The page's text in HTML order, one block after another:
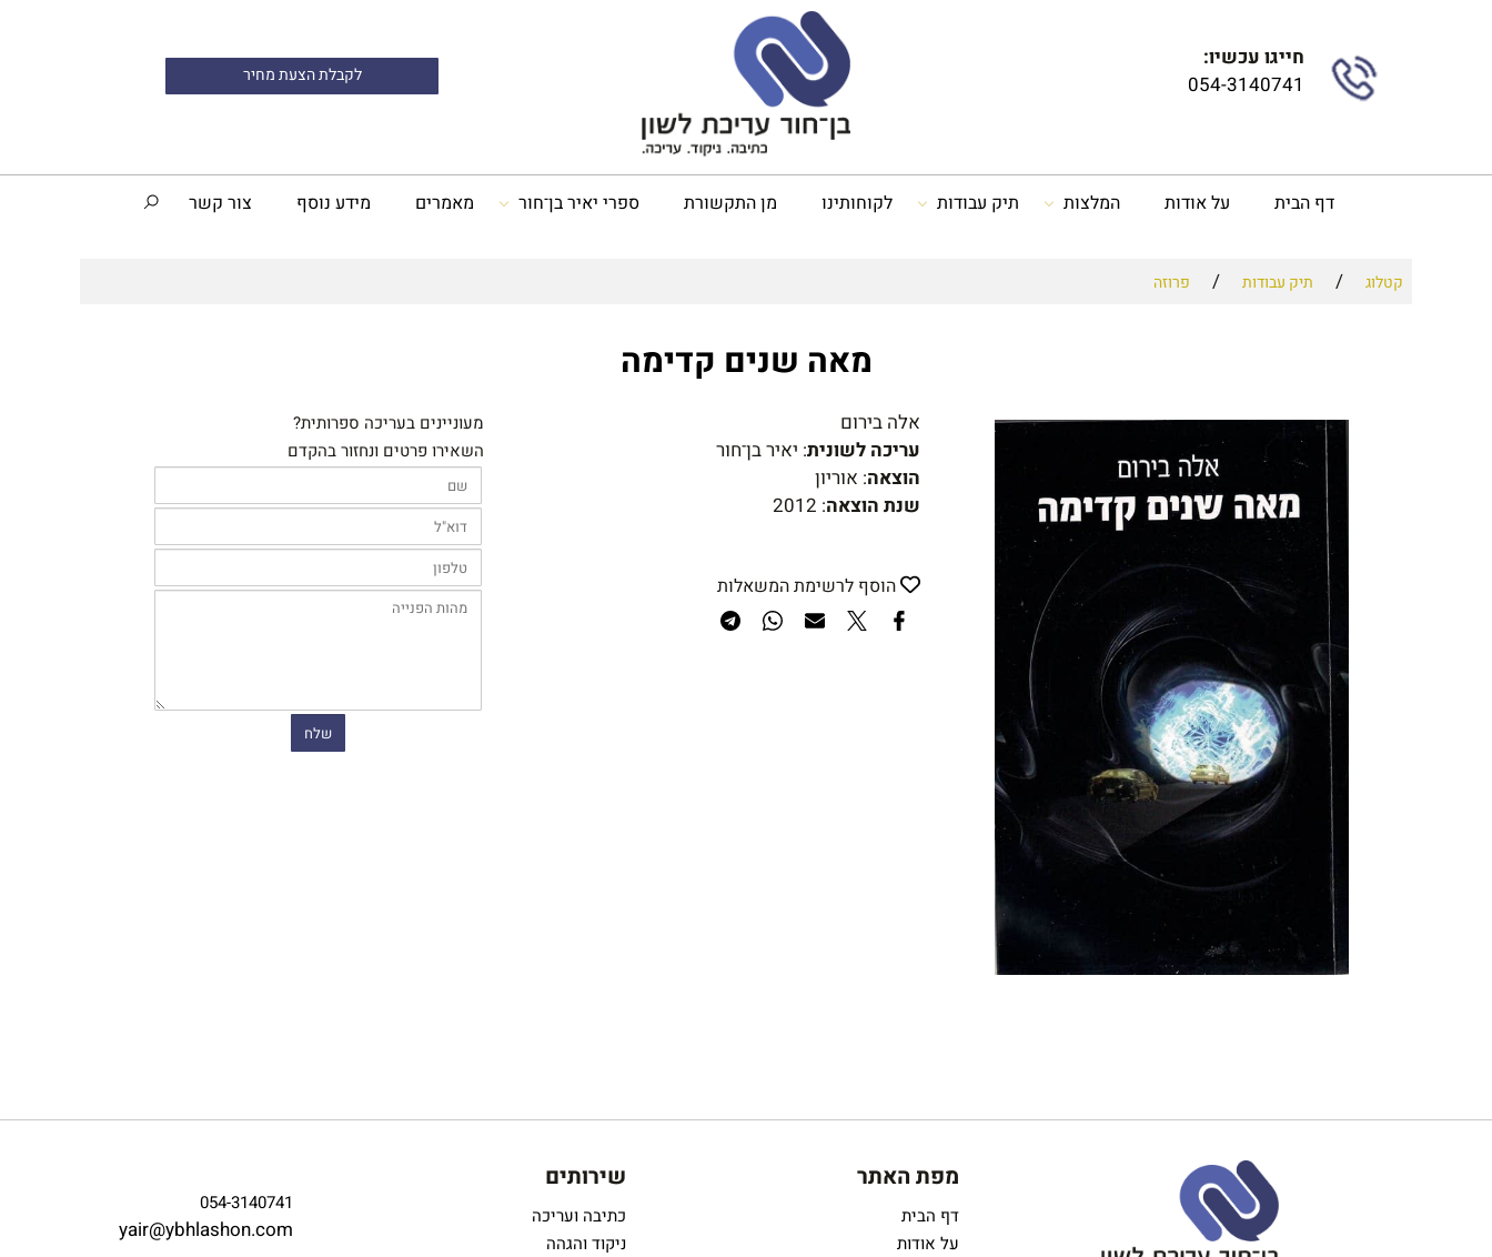
חייגו עכשיו:
054-3140741
לקבלת הצעת מחיר
דף הבית על אודות המלצות תיק עבודות לקוחותינו מן התקשורת ספרי יאיר בן־חור מאמרים מידע נוסף צור קשר
קטלוג / תיק עבודות / פרוזה
מאה שנים קדימה
אלה בירום
עריכה לשונית: יאיר בן־חור
הוצאה: אוריון
שנת הוצאה: 2012
הוסף לרשימת המשאלות
מעוניינים בעריכה ספרותית?
השאירו פרטים ונחזור בהקדם
מפת האתר
דף הבית
על אודות
שירותים
כתיבה ועריכה
ניקוד והגהה
054-3140741
yair@ybhlashon.com